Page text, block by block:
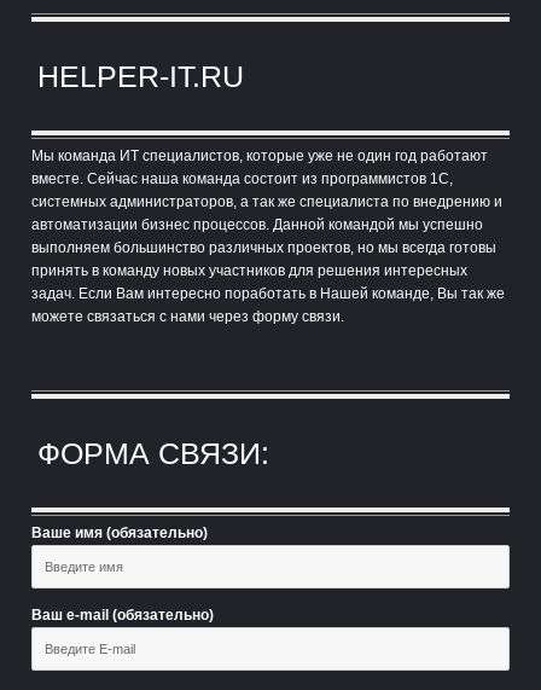
HELPER-IT.RU
Мы команда ИТ специалистов, которые уже не один год работают
вместе. Сейчас наша команда состоит из программистов 1С,
системных администраторов, а так же специалиста по внедрению и
автоматизации бизнес процессов. Данной командой мы успешно
выполняем большинство различных проектов, но мы всегда готовы
принять в команду новых участников для решения интересных
задач. Если Вам интересно поработать в Нашей команде, Вы так же
можете связаться с нами через форму связи.
ФОРМА СВЯЗИ:
Ваше имя (обязательно)
Ваш e-mail (обязательно)